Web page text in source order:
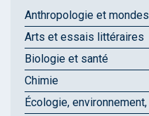
Anthropologie et
Arts et essais littéraires
Biologie et santé
Chimie
Écologie,